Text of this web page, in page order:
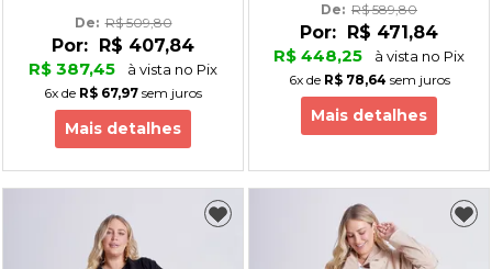
De: R$ 509,80
Por:
R$ 407,84
R$ 387,45
à vista no Pix
6x de R$ 67,97 sem juros
Mais detalhes
De: R$ 589,80
Por:
R$ 471,84
R$ 448,25
à vista no Pix
6xde R$ 78,64 sem juros
Mais detalhes